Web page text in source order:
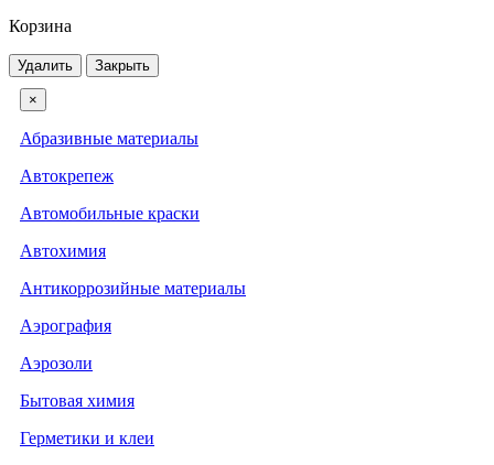
Корзина
Удалить Закрыть
×
Абразивные материалы
Автокрепеж
Автомобильные краски
Автохимия
Антикоррозийные материалы
Аэрография
Аэрозоли
Бытовая химия
Герметики и клеи